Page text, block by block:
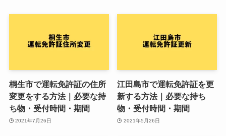
桐生市で運転免許証の住所
変更をする方法｜必要な持
ち物・受付時間・期間
2021年7月26日
江田島市で運転免許証を更
新する方法｜必要な持ち
物・受付時間・期間
2021年5月26日